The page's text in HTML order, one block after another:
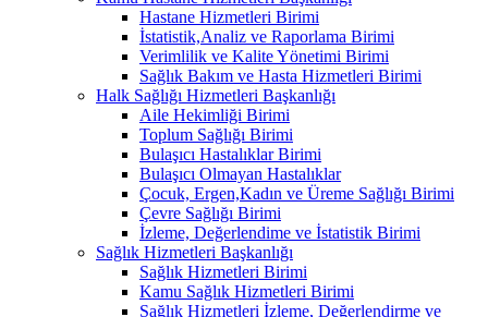
Hastane Hizmetleri Birimi
İstatistik,Analiz ve Raporlama Birimi
Verimlilik ve Kalite Yönetimi Birimi
Sağlık Bakım ve Hasta Hizmetleri Birimi
Halk Sağlığı Hizmetleri Başkanlığı
Aile Hekimliği Birimi
Toplum Sağlığı Birimi
Bulaşıcı Hastalıklar Birimi
Bulaşıcı Olmayan Hastalıklar
Çocuk, Ergen,Kadın ve Üreme Sağlığı Birimi
Çevre Sağlığı Birimi
İzleme, Değerlendime ve İstatistik Birimi
Sağlık Hizmetleri Başkanlığı
Sağlık Hizmetleri Birimi
Kamu Sağlık Hizmetleri Birimi
Sağlık Hizmetleri İzleme, Değerlendirme ve